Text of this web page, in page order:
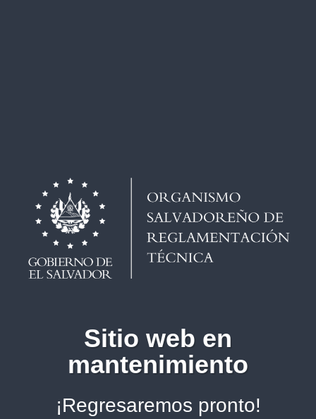
Sitio web en
mantenimiento
¡Regresaremos pronto!